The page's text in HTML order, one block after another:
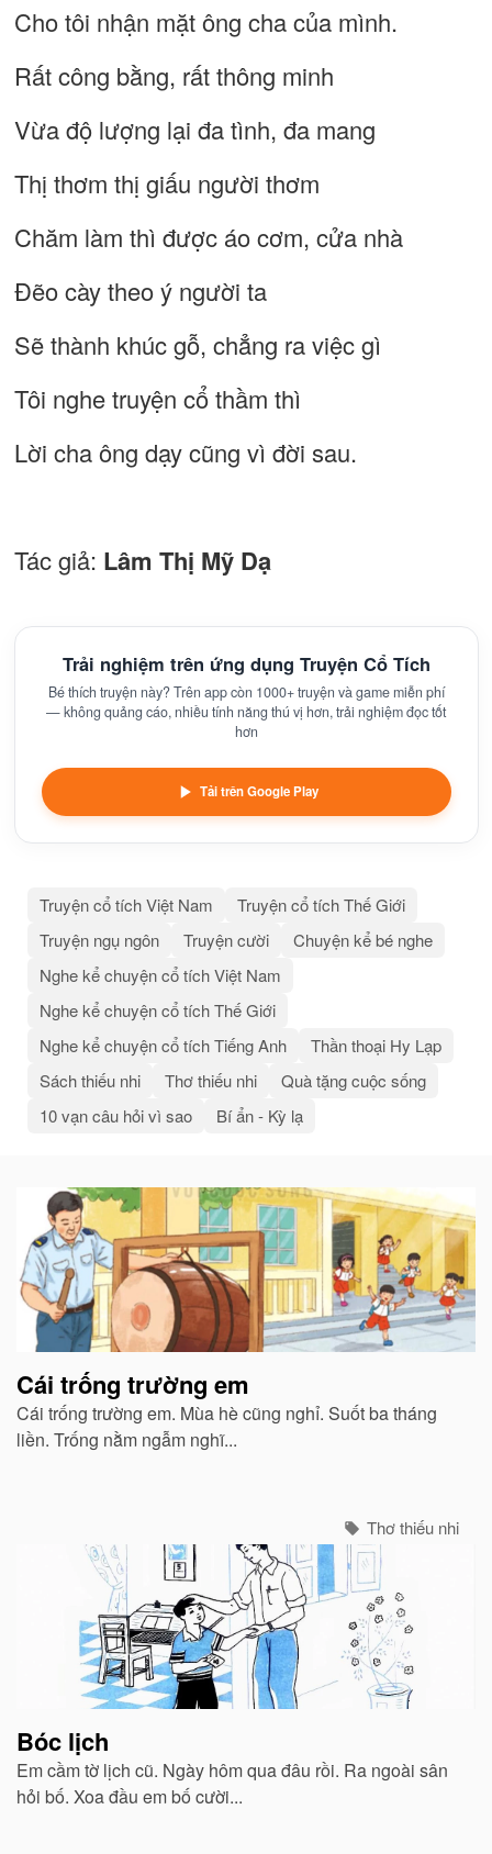
Cho tôi nhận mặt ông cha của mình.
Rất công bằng, rất thông minh
Vừa độ lượng lại đa tình, đa mang
Thị thơm thị giấu người thơm
Chăm làm thì được áo cơm, cửa nhà
Đẽo cày theo ý người ta
Sẽ thành khúc gỗ, chẳng ra việc gì
Tôi nghe truyện cổ thầm thì
Lời cha ông dạy cũng vì đời sau.
Tác giả: Lâm Thị Mỹ Dạ
Trải nghiệm trên ứng dụng Truyện Cổ Tích
Bé thích truyện này? Trên app còn 1000+ truyện và game miễn phí
— không quảng cáo, nhiều tính năng thú vị hơn, trải nghiệm đọc tốt
hơn
Tải trên Google Play
Truyện cổ tích Việt Nam
Truyện cổ tích Thế Giới
Truyện ngụ ngôn
Truyện cười
Chuyện kể bé nghe
Nghe kể chuyện cổ tích Việt Nam
Nghe kể chuyện cổ tích Thế Giới
Nghe kể chuyện cổ tích Tiếng Anh
Thần thoại Hy Lạp
Sách thiếu nhi
Thơ thiếu nhi
Quà tặng cuộc sống
10 vạn câu hỏi vì sao
Bí ẩn - Kỳ lạ
Bài
viết
liên
quan
Cái trống trường em
Cái trống trường em. Mùa hè cũng nghỉ. Suốt ba tháng
liền. Trống nằm ngẫm nghĩ...
Thơ thiếu nhi
Bóc lịch
Em cầm tờ lịch cũ. Ngày hôm qua đâu rồi. Ra ngoài sân
hỏi bố. Xoa đầu em bố cười...